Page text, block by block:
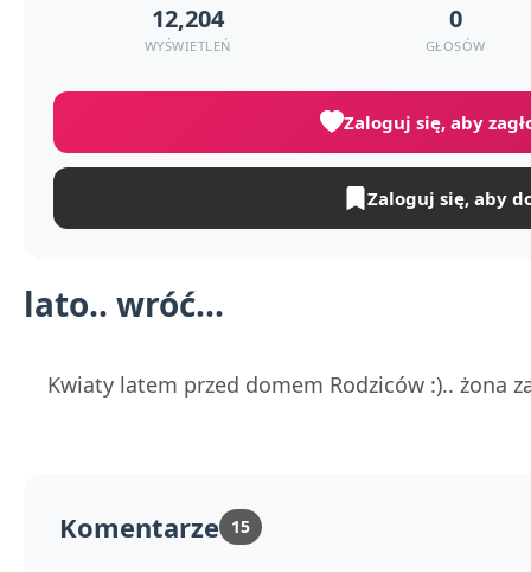
lato.. wróć...
Kwiaty latem przed domem Rodziców :).. żona
12,204
WYŚWIETLEŃ
0
GŁOSÓW
Zaloguj się, aby
Zaloguj się, aby
Komentarze 15